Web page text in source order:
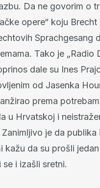
Da ne govorim o
opere“ koju
Sprachgesang
Tako je „Radio
dale su Ines
od Jasenka
prema
u Hrvatskoj i
je da
kažu da su prošli
se i izašli sretni.